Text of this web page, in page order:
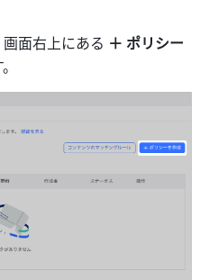
面右上にある ＋ ポリシー